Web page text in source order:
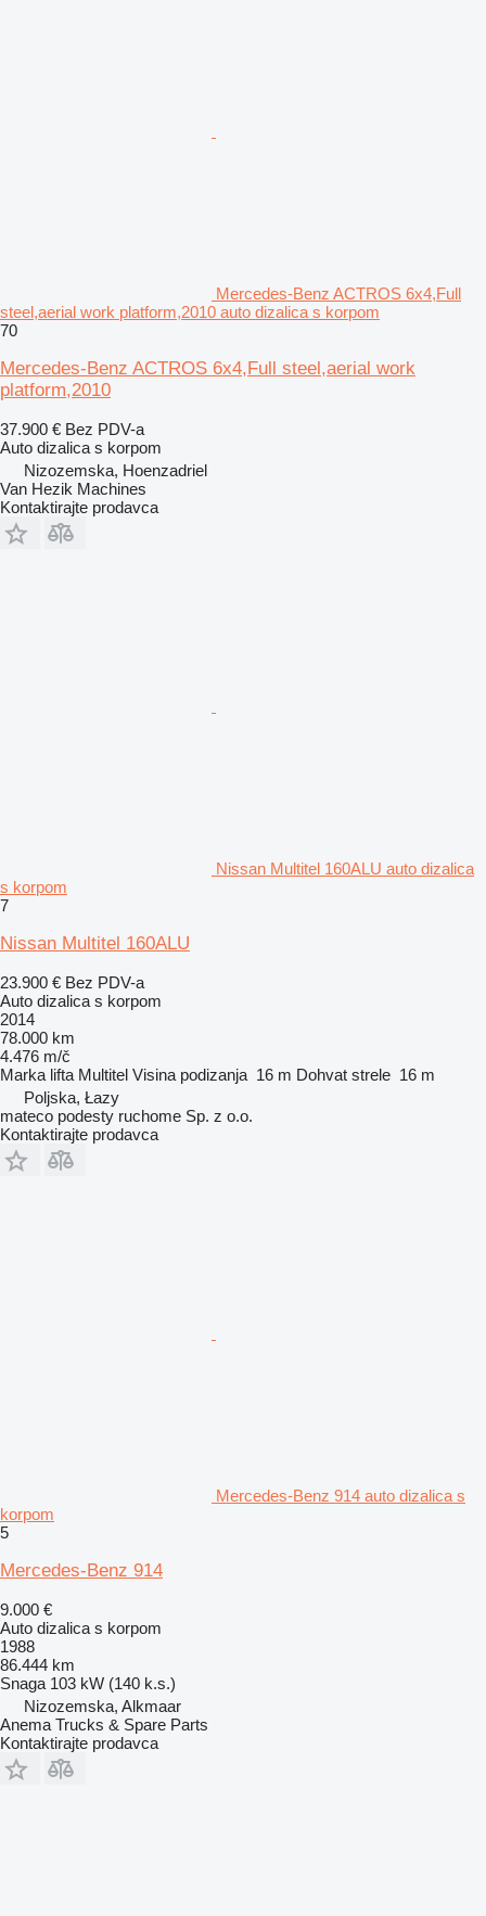
Mercedes-Benz ACTROS 6x4,Full
steel,aerial work platform,2010 auto dizalica s korpom
70
Mercedes-Benz ACTROS 6x4,Full steel,aerial work
platform,2010
37.900 € Bez PDV-a
Auto dizalica s korpom
Nizozemska, Hoenzadriel
Van Hezik Machines
Kontaktirajte prodavca
Nissan Multitel 160ALU auto dizalica
s korpom
7
Nissan Multitel 160ALU
23.900 € Bez PDV-a
Auto dizalica s korpom
2014
78.000 km
4.476 m/č
Marka lifta Multitel Visina podizanja 16 m Dohvat strele 16 m
Poljska, Łazy
mateco podesty ruchome Sp. z o.o.
Kontaktirajte prodavca
Mercedes-Benz 914 auto dizalica s
korpom
5
Mercedes-Benz 914
9.000 €
Auto dizalica s korpom
1988
86.444 km
Snaga 103 kW (140 k.s.)
Nizozemska, Alkmaar
Anema Trucks & Spare Parts
Kontaktirajte prodavca